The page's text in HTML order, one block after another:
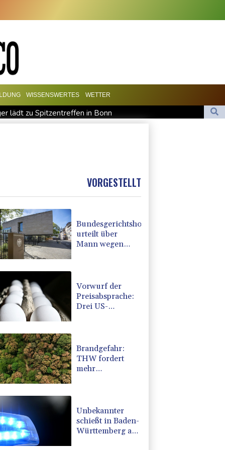
WISSENSWERTES WETTER
lädt zu Spitzentreffen in Bonn
"uneingeschränkt" hinter Infantino
Lemke fordert grundsätzliche Gegenmaßnahmen
VORGESTELLT
Bundesgerichtshof
urteilt über
Mann wegen
Vorwurf der
Preisabsprache:
Drei US-
spenden
Brandgefahr:
THW fordert
mehr
Unbekannter
schießt in Baden-
Württemberg auf